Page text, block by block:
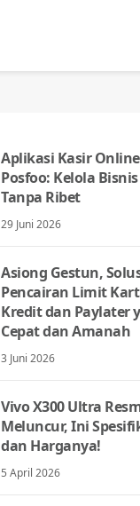
Aplikasi Kasir
Posfoo: Kelola Bisnis
Tanpa Ribet
29 Juni 2026
Asiong Gestun,
Pencairan Limit
Kredit dan Paylater
Cepat dan Amanah
3 Juni 2026
Vivo X300 Ultra
Meluncur, Ini
dan Harganya!
5 April 2026